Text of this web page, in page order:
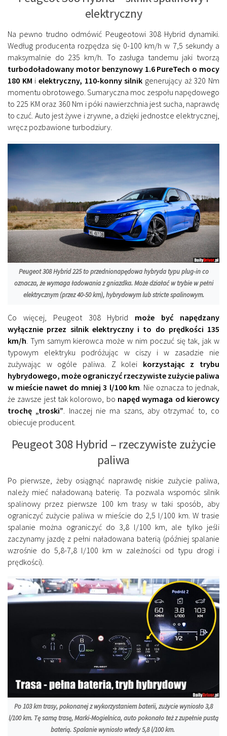
elektryczny
Na pewno trudno odmówić Peugeotowi 308 Hybrid dynamiki.
Według producenta rozpędza się 0-100 km/h w 7,5 sekundy a
maksymalnie do 235 km/h. To zasługa tandemu jaki tworzą
turbodoładowany motor benzynowy 1.6 PureTech o mocy
180 KM ielektryczny, 110-konny silnik generujący aż 320 Nm
momentu obrotowego. Sumaryczna moc zespołu napędowego
to 225 KM oraz 360 Nm i póki nawierzchnia jest sucha, naprawdę
to czuć. Auto jest żywe i zrywne, a dzięki jednostce elektrycznej,
wręcz pozbawione turbodziury.
Peugeot 308 Hybrid 225 to przednionapędowa hybryda typu plug-in co
oznacza, że wymaga ładowania z gniazdka. Może działać w trybie w pełni
elektrycznym (przez 40-50 km), hybrydowym lub stricte spalinowym.
Co więcej, Peugeot 308 Hybrid może być napędzany
wyłącznie przez silnik elektryczny i to do prędkości 135
km/h. Tym samym kierowca może w nim poczuć się tak, jak w
typowym elektryku podróżując w ciszy i w zasadzie nie
zużywając w ogóle paliwa. Z kolei korzystając z trybu
hybrydowego, może ograniczyć rzeczywiste zużycie paliwa
w mieście nawet do mniej 3 l/100 km. Nie oznacza to jednak,
że zawsze jest tak kolorowo, bo napęd wymaga od kierowcy
trochę „troski”. Inaczej nie ma szans, aby otrzymać to, co
obiecuje producent.
Peugeot 308 Hybrid – rzeczywiste zużycie
paliwa
Po pierwsze, żeby osiągnąć naprawdę niskie zużycie paliwa,
należy mieć naładowaną baterię. Ta pozwala wspomóc silnik
spalinowy przez pierwsze 100 km trasy w taki sposób, aby
ograniczyć zużycie paliwa w mieście do 2,5 l/100 km. W trasie
spalanie można ograniczyć do 3,8 l/100 km, ale tylko jeśli
zaczynamy jazdę z pełni naładowana baterią (później spalanie
wzrośnie do 5,8-7,8 l/100 km w zależności od typu drogi i
prędkości).
Po 103 km trasy, pokonanej z wykorzystaniem baterii, zużycie wyniosło 3,8
l/100 km. Tę samą trasę, Marki-Mogielnica, auto pokonało też z zupełnie pustą
baterią. Spalanie wyniosło wtedy 5,8 l/100 km.